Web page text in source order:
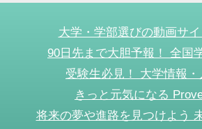
大学・学部選びの動画サ
90日先まで大胆予報！ 全国
受験生必見！ 大学情報・
きっと元気になる
将来の夢や進路を見つけよう